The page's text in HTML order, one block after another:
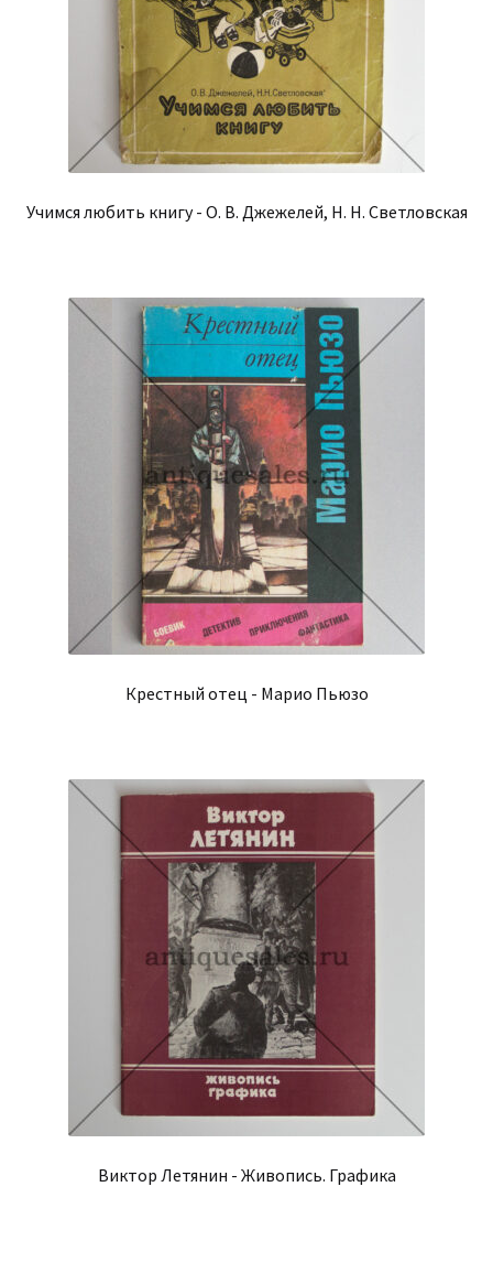
Учимся любить книгу - О. В. Джежелей, Н. Н. Светловская
Крестный отец - Марио Пьюзо
Виктор Летянин - Живопись. Графика